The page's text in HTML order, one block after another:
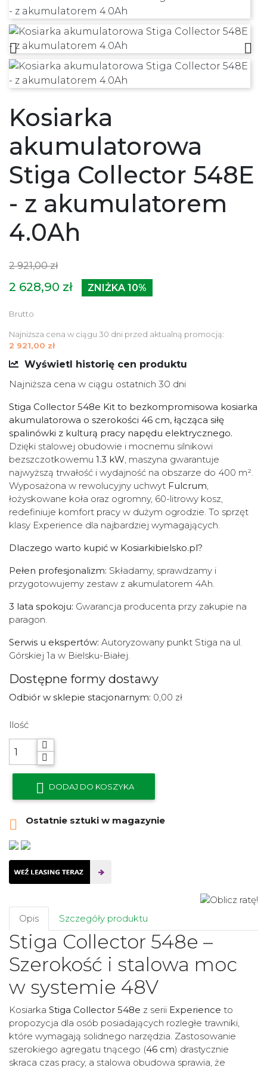
 
Kosiarka
akumulatorowa
Stiga Collector 548E
- z akumulatorem
4.0Ah
2 921,00 zł
2 628,90 zł ZNIŻKA 10%
Brutto
Najniższa cena w ciągu 30 dni przed aktualną promocją:
2 921,00 zł
Wyświetl historię cen produktu
Najniższa cena w ciągu ostatnich 30 dni
Stiga Collector 548e Kit to bezkompromisowa kosiarka
akumulatorowa o szerokości 46 cm, łącząca siłę
spalinówki z kulturą pracy napędu elektrycznego.
Dzięki stalowej obudowie i mocnemu silnikowi
bezszczotkowemu 1.3 kW, maszyna gwarantuje
najwyższą trwałość i wydajność na obszarze do 400 m².
Wyposażona w rewolucyjny uchwyt Fulcrum,
łożyskowane koła oraz ogromny, 60-litrowy kosz,
redefiniuje komfort pracy w dużym ogrodzie. To sprzęt
klasy Experience dla najbardziej wymagających.
Dlaczego warto kupić w Kosiarkibielsko.pl?
Pełen profesjonalizm: Składamy, sprawdzamy i
przygotowujemy zestaw z akumulatorem 4Ah.
3 lata spokoju: Gwarancja producenta przy zakupie na
paragon.
Serwis u ekspertów: Autoryzowany punkt Stiga na ul.
Górskiej 1a w Bielsku-Białej.
Dostępne formy dostawy
Odbiór w sklepie stacjonarnym: 0,00 zł
Ilość
 DODAJ DO KOSZYKA
 Ostatnie sztuki w magazynie
Opis Szczegóły produktu
Stiga Collector 548e –
Szerokość i stalowa moc
w systemie 48V
Kosiarka Stiga Collector 548e z serii Experience to
propozycja dla osób posiadających rozległe trawniki,
które wymagają solidnego narzędzia. Zastosowanie
szerokiego agregatu tnącego (46 cm) drastycznie
skraca czas pracy, a stalowa obudowa sprawia, że